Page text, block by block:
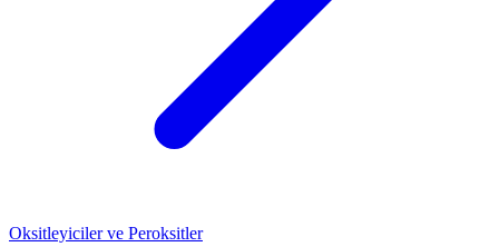
Oksitleyiciler ve Peroksitler